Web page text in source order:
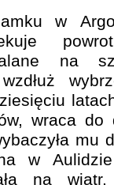
w
na
wraca do
mu
w
na